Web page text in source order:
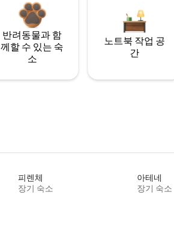
반려동물과 함
께할 수 있는 숙
소
노트북 작업 공
간
피렌체
장기 숙소
아테네
장기 숙소